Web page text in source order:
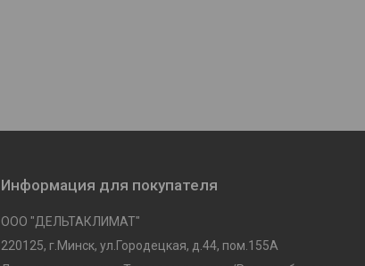
Информация для покупателя
ООО "ДЕЛЬТАКЛИМАТ"
220125, г.Минск, ул.Городецкая, д.44, пом.155А